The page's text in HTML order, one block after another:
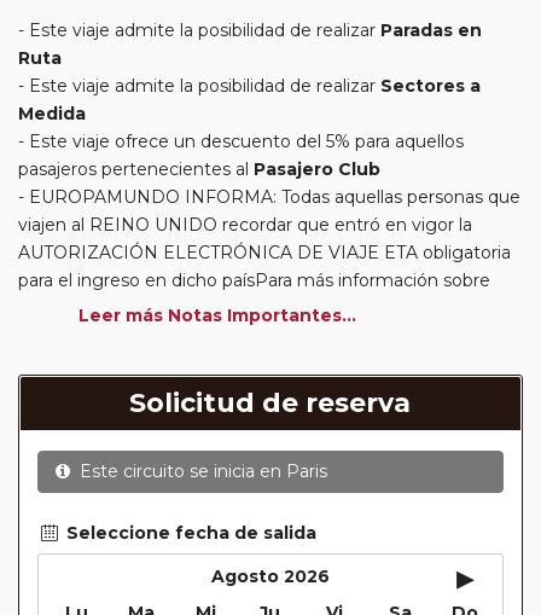
Este viaje admite la posibilidad de realizar Paradas en
Ruta
Este viaje admite la posibilidad de realizar Sectores a
Medida
Este viaje ofrece un descuento del 5% para aquellos
pasajeros pertenecientes al Pasajero Club
EUROPAMUNDO INFORMA: Todas aquellas personas que
viajen al REINO UNIDO recordar que entró en vigor la
AUTORIZACIÓN ELECTRÓNICA DE VIAJE ETA obligatoria
para el ingreso en dicho paísPara más información sobre
este requisito y cómo realizar su solicitud, le invitamos a
authorisation-eta
Circuitos con Avión incluido:En aquellos circuitos que
tienen vuelos internos incluidos, hay una fecha límite para
poder emitir billetes. Las reservas/emisión de los vuelos se
cliente o que conste en su reserva. Una vez realizada la
reserva y emitido el billete, un error posterior en el nombre
o un nombre incompleto, puede provocar la invalidez del
Leer más Notas Importantes...
Solicitud de reserva
Este circuito se inicia en Paris
Seleccione fecha de salida
Agosto 2026
▸